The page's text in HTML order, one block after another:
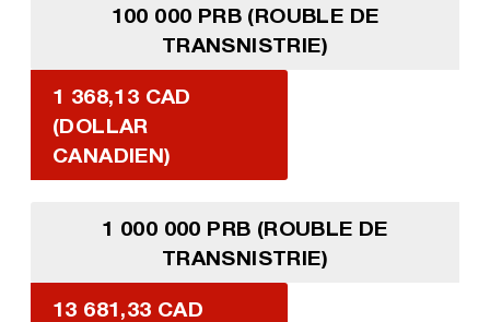
100 000 PRB (ROUBLE DE
TRANSNISTRIE)
1 368,13 CAD
(DOLLAR
CANADIEN)
1 000 000 PRB (ROUBLE DE
TRANSNISTRIE)
13 681,33 CAD